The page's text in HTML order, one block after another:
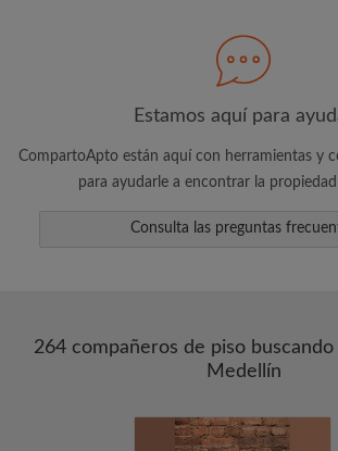
Guarda sus búsquedas
de las habitaciones
Realiza solicitudes de visitas
Dile a los compañeros de depto
buscando
Estamos aquí para
CompartoApto están aquí con herramientas y
para ayudarle a encontrar la
Consulta las preguntas
264 compañeros de piso
Medellín